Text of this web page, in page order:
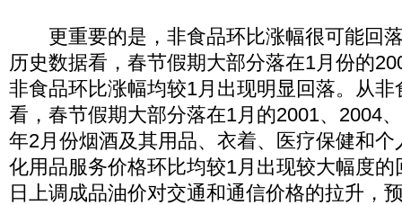
更重要的是，非食品环比涨幅很可能回
历史数据看，春节假期大部分落在1月份的
非食品环比涨幅均较1月出现明显回落。从
看，春节假期大部分落在1月的2001、2004
年2月份烟酒及其用品、衣着、医疗保健和
化用品服务价格环比均较1月出现较大幅度
日上调成品油价对交通和通信价格的拉升，